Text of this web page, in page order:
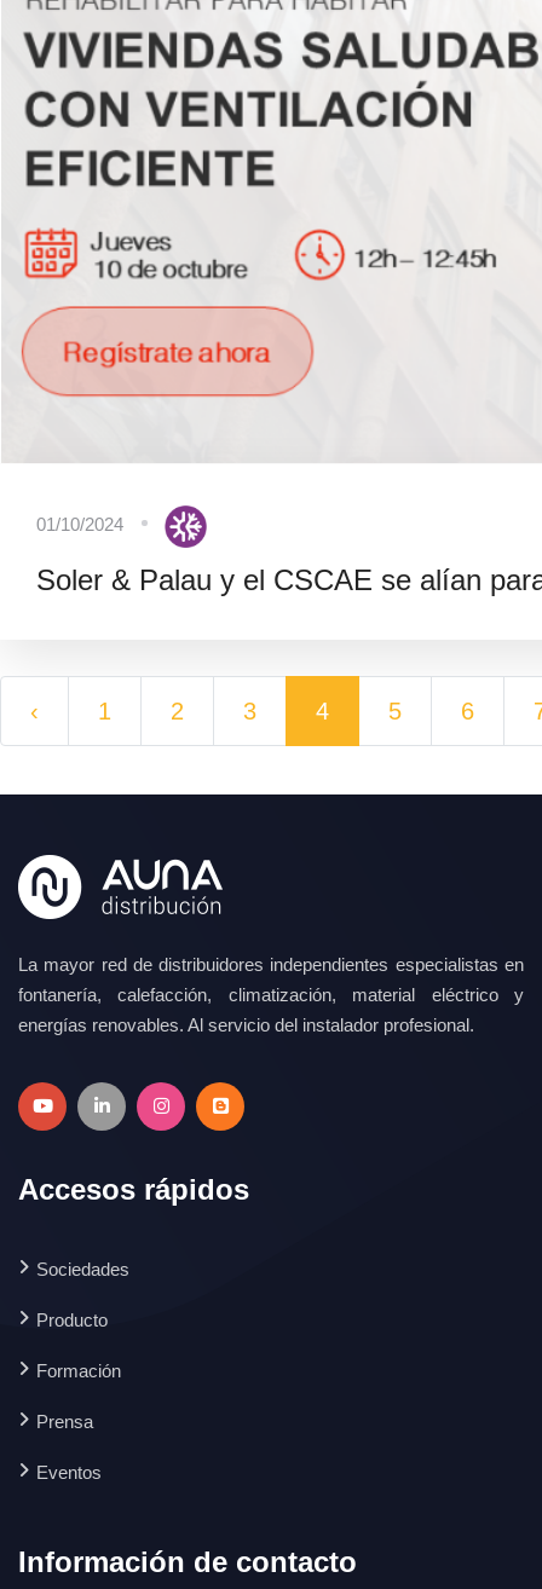
01/10/2024
Soler & Palau y el CSCAE se alían
‹ 1 2 3 4 5 6
La mayor red de distribuidores independientes especialistas en
fontanería, calefacción, climatización, material eléctrico y
energías renovables. Al servicio del instalador profesional.
Accesos rápidos
Sociedades
Producto
Formación
Prensa
Eventos
Información de contacto